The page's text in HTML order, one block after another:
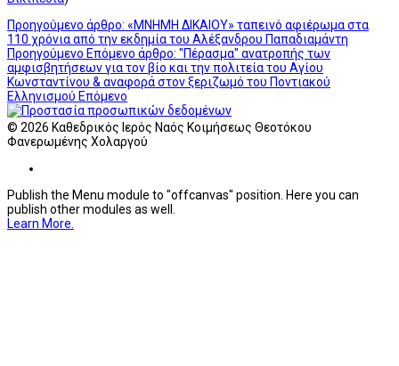
Προηγούμενο άρθρο: «ΜΝΗΜΗ ΔΙΚΑΙΟΥ» ταπεινό αφιέρωμα στα
110 χρόνια από την εκδημία του Αλέξανδρου Παπαδιαμάντη
Προηγούμενο Επόμενο άρθρο: "Πέρασμα" ανατροπής των
αμφισβητήσεων για τον βίο και την πολιτεία του Αγίου
Κωνσταντίνου & αναφορά στον ξεριζωμό του Ποντιακού
Ελληνισμού Επόμενο
© 2026 Καθεδρικός Ιερός Ναός Κοιμήσεως Θεοτόκου
Φανερωμένης Χολαργού
Publish the Menu module to "offcanvas" position. Here you can
publish other modules as well.
Learn More.